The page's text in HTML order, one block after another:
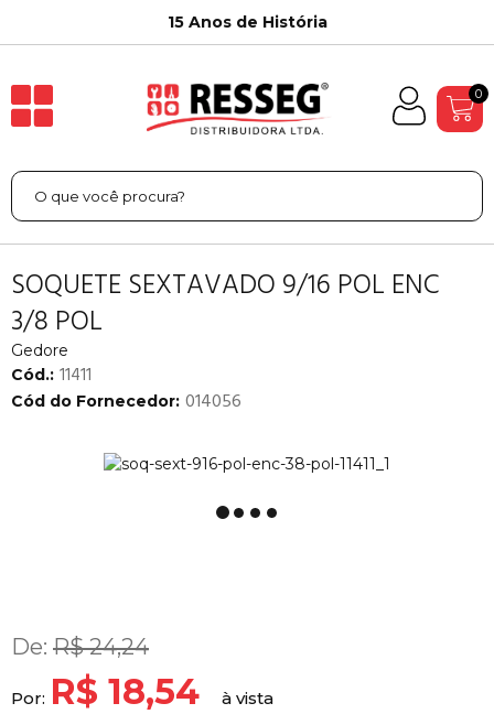
15 Anos de História
0
SOQUETE SEXTAVADO 9/16 POL ENC
3/8 POL
Gedore
Cód.: 11411
Cód do Fornecedor: 014056
De: R$ 24,24
Por: R$ 18,54